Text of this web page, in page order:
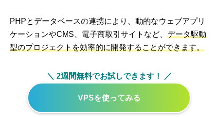
PHPとデータベースの連携により、動的なウェブアプリ
ケーションやCMS、電子商取引サイトなど、 データ駆動
型のプロジェクトを効率的に開発することができます。
＼ 2週間無料でお試しできます！ ／
VPSを使ってみる